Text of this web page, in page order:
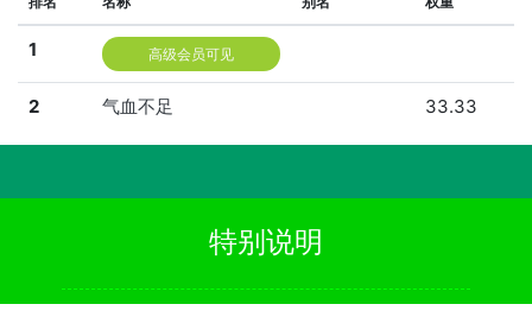
1 高级会员可见
2 气血不足 33.33
特别说明